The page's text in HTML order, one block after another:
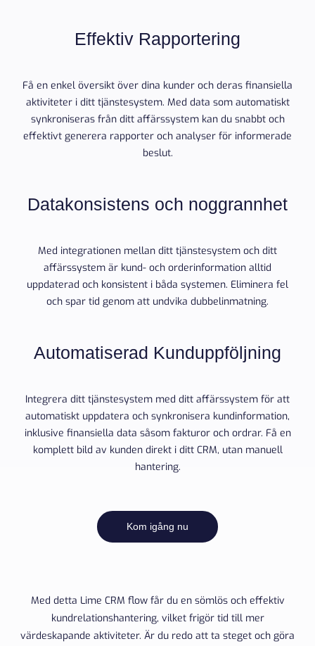
Effektiv Rapportering
Få en enkel översikt över dina kunder och deras finansiella
aktiviteter i ditt tjänstesystem. Med data som automatiskt
synkroniseras från ditt affärssystem kan du snabbt och
effektivt generera rapporter och analyser för informerade
beslut.
Datakonsistens och noggrannhet
Med integrationen mellan ditt tjänstesystem och ditt
affärssystem är kund- och orderinformation alltid
uppdaterad och konsistent i båda systemen. Eliminera fel
och spar tid genom att undvika dubbelinmatning.
Automatiserad Kunduppföljning
Integrera ditt tjänstesystem med ditt affärssystem för att
automatiskt uppdatera och synkronisera kundinformation,
inklusive finansiella data såsom fakturor och ordrar. Få en
komplett bild av kunden direkt i ditt CRM, utan manuell
hantering.
Kom igång nu
Med detta Lime CRM flow får du en sömlös och effektiv
kundrelationshantering, vilket frigör tid till mer
värdeskapande aktiviteter. Är du redo att ta steget och göra